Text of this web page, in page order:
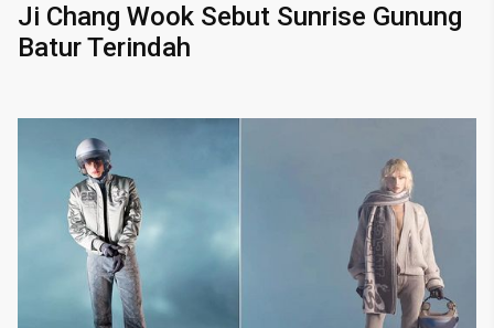
Ji Chang Wook Sebut Sunrise Gunung
Batur Terindah